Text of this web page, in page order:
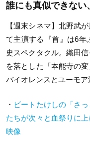
誰にも真似できない
【週末シネマ】北野武
て主演する『首』は6年
史スペクタクル。織田
を落とした「本能寺の
バイオレンスとユーモア
・ ビートたけしの「さ
たちが次々と血祭りに
映像